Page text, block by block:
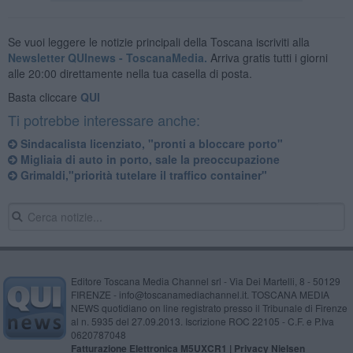
Se vuoi leggere le notizie principali della Toscana iscriviti alla
Newsletter QUInews - ToscanaMedia. Arriva gratis tutti i giorni
alle 20:00 direttamente nella tua casella di posta.
Basta cliccare QUI
Ti potrebbe interessare anche:
Sindacalista licenziato, "pronti a bloccare porto"
Migliaia di auto in porto, sale la preoccupazione
Grimaldi,"priorità tutelare il traffico container"
Editore Toscana Media Channel srl - Via Dei Martelli, 8 - 50129
FIRENZE - info@toscanamediachannel.it. TOSCANA MEDIA
NEWS quotidiano on line registrato presso il Tribunale di Firenze
al n. 5935 del 27.09.2013. Iscrizione ROC 22105 - C.F. e P.Iva
0620787048
Fatturazione Elettronica M5UXCR1 | Privacy Nielsen